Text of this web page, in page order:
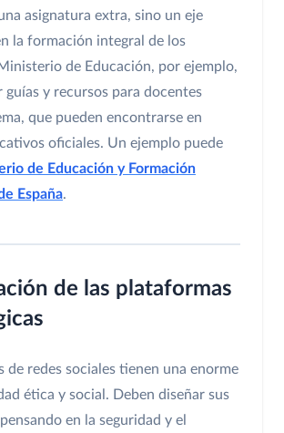
asignatura extra, sino un eje
la formación integral de los
de Educación, por ejemplo,
guías y recursos para docentes
que pueden encontrarse en
oficiales. Un ejemplo puede
de Educación y Formación
España.
de las plataformas
de redes sociales tienen una enorme
ética y social. Deben diseñar sus
en la seguridad y el